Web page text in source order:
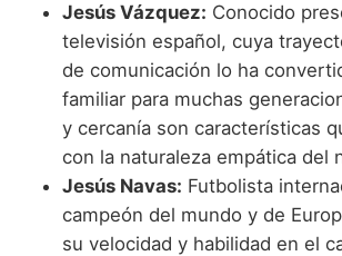
Jesús Vázquez: Conocido
televisión español, cuya
de comunicación lo ha
familiar para muchas
y cercanía son características
con la naturaleza empática del
Jesús Navas: Futbolista
campeón del mundo y de
su velocidad y habilidad en el